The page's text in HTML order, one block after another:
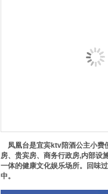
凤凰台是宜宾ktv陪酒公主小费
房、贵宾房、商务行政房,内部设
一体的健康文化娱乐场所。回味
中。